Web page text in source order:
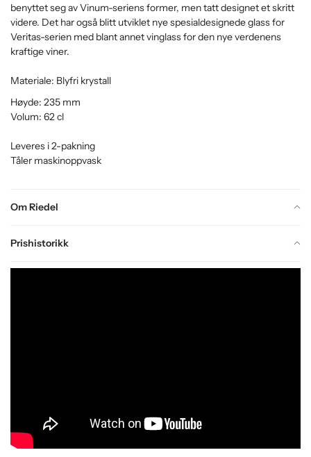
Om Riedel
Prishistorikk
benyttet seg av Vinum-seriens former, men tatt designet et skritt
videre. Det har også blitt utviklet nye spesialdesignede glass for
Veritas-serien med blant annet vinglass for den nye verdenens
kraftige viner.
Materiale: Blyfri krystall
Høyde: 235 mm
Volum: 62 cl
Leveres i 2-pakning
Tåler maskinoppvask